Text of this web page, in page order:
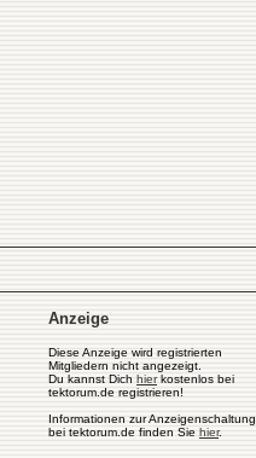
Anzeige
Diese Anzeige wird registrierten
Mitgliedern nicht angezeigt.
Du kannst Dich hierkostenlos bei
tektorum.de registrieren!
Informationen zur Anzeigenschaltung
bei tektorum.de finden Sie hier.